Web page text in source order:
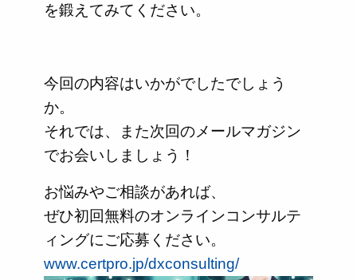
を鍛えてみてください。
今回の内容はいかがでしたでしょう
か。
それでは、また次回のメールマガジン
でお会いしましょう！
お悩みやご相談があれば、
ぜひ初回無料のオンラインコンサルテ
ィングにご応募ください。
www.certpro.jp/dxconsulting/